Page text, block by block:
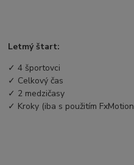
Letmý štart:
✓ 4 športovci
✓ Celkový čas
✓ 2 medzičasy
✓ Kroky (iba s použitím FxMotion